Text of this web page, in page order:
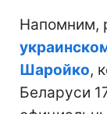
Напомним,
Шаройко,
Беларуси